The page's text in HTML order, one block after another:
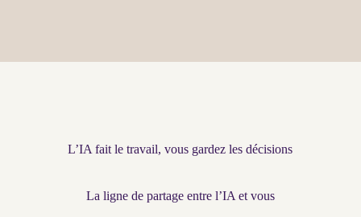
L’IA fait le travail, vous gardez les décisions
La ligne de partage entre l’IA et vous